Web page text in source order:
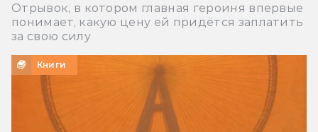
Отрывок, в котором главная героиня впервые
понимает, какую цену ей придётся заплатить
за свою силу
Книги